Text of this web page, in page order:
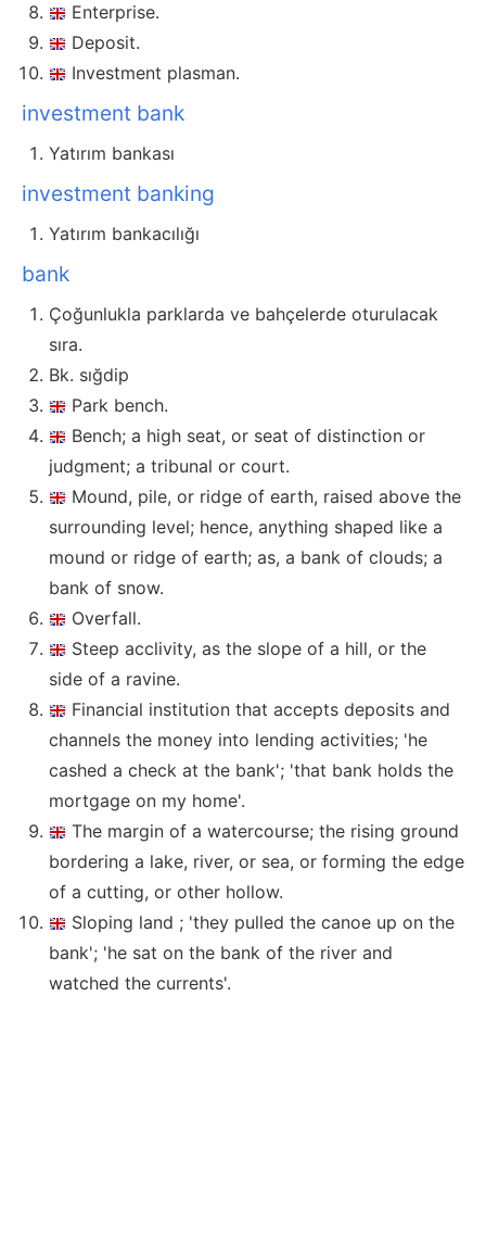
Enterprise.
Deposit.
Investment plasman.
investment bank
Yatırım bankası
investment banking
Yatırım bankacılığı
bank
Çoğunlukla parklarda ve bahçelerde oturulacak
sıra.
Bk. sığdip
Park bench.
Bench; a high seat, or seat of distinction or
judgment; a tribunal or court.
Mound, pile, or ridge of earth, raised above the
surrounding level; hence, anything shaped like a
mound or ridge of earth; as, a bank of clouds; a
bank of snow.
Overfall.
Steep acclivity, as the slope of a hill, or the
side of a ravine.
Financial institution that accepts deposits and
channels the money into lending activities; 'he
cashed a check at the bank'; 'that bank holds the
mortgage on my home'.
The margin of a watercourse; the rising ground
bordering a lake, river, or sea, or forming the edge
of a cutting, or other hollow.
Sloping land ; 'they pulled the canoe up on the
bank'; 'he sat on the bank of the river and
watched the currents'.